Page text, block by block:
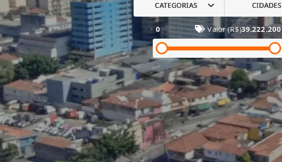
CATEGORIAS CIDADES
0 Valor (R$)39.222.200